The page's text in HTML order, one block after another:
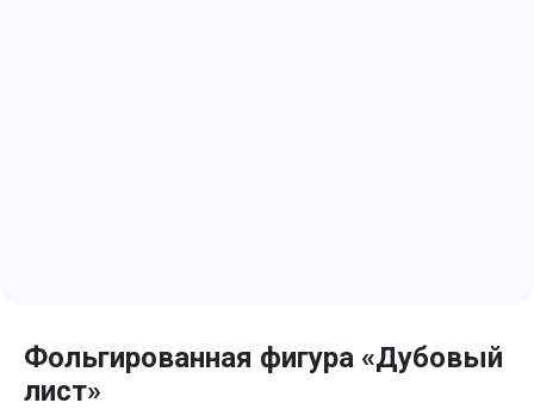
Фольгированная фигура «Дубовый
лист»